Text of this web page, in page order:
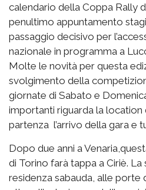
calendario della Coppa Rally
penultimo appuntamento
passaggio decisivo per
nazionale in programma a
Molte le novità per questa
svolgimento della
giornate di Sabato e
importanti riguarda la
partenza l’arrivo della gara e
Dopo due anni a
di Torino farà tappa a Ciriè. La
residenza sabauda, alle porte